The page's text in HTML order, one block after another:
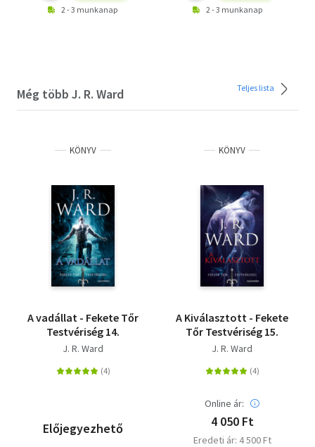
2 - 3 munkanap 2 - 3 munkanap
Még több J. R. Ward Teljes lista
KÖNYV
A vadállat - Fekete Tőr
Testvériség 14.
J. R. Ward
Előjegyezhető
KÖNYV
A Kiválasztott - Fekete
Tőr Testvériség 15.
J. R. Ward
Online ár:
4 050 Ft
Eredeti ár: 4 500 Ft